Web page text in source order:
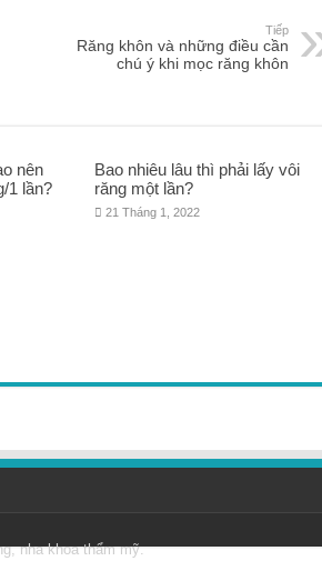
Tiếp
Răng khôn và những điều cần
chú ý khi mọc răng khôn
nên
1 lần?
Bao nhiêu lâu thì phải lấy vôi
răng một lần?
21 Tháng 1, 2022
nha khoa thẩm mỹ.